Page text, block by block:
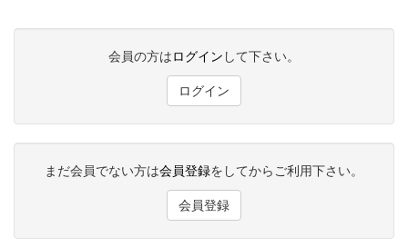
会員の方はログイン して下さい。
ログイン
まだ会員でない方は会員登録をしてからご利用下さい。
会員登録